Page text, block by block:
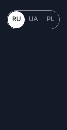
RU UA PL